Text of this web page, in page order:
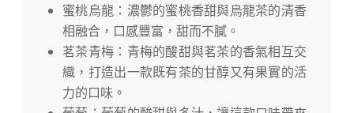
蜜桃烏龍：濃鬱的蜜桃香甜與烏龍茶的清香
相融合，口感豐富，甜而不膩。
茗茶青梅：青梅的酸甜與茗茶的香氣相互交
織，打造出一款既有茶的甘醇又有果實的活
力的口味。